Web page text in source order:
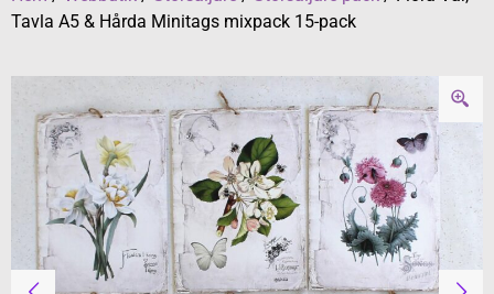
Tavla A5 & Hårda Minitags mixpack 15-pack